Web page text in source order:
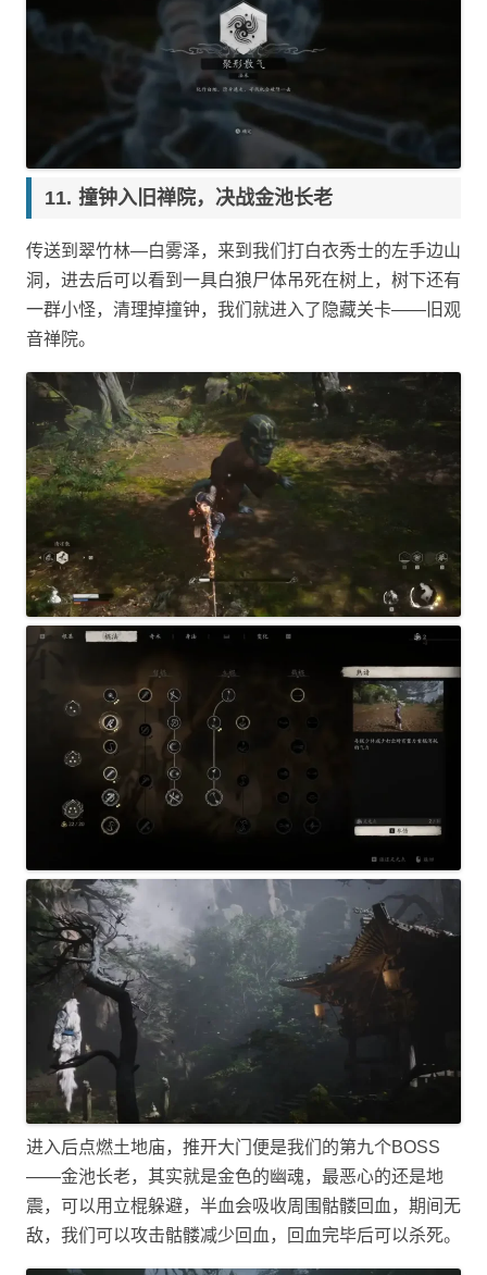
撞钟入旧禅院，决战金池长老
传送到翠竹林—白雾泽，来到我们打白衣秀士的左手边山
洞，进去后可以看到一具白狼尸体吊死在树上，树下还有
一群小怪，清理掉撞钟，我们就进入了隐藏关卡——旧观
音禅院。
进入后点燃土地庙，推开大门便是我们的第九个BOSS
——金池长老，其实就是金色的幽魂，最恶心的还是地
震，可以用立棍躲避，半血会吸收周围骷髅回血，期间无
敌，我们可以攻击骷髅减少回血，回血完毕后可以杀死。